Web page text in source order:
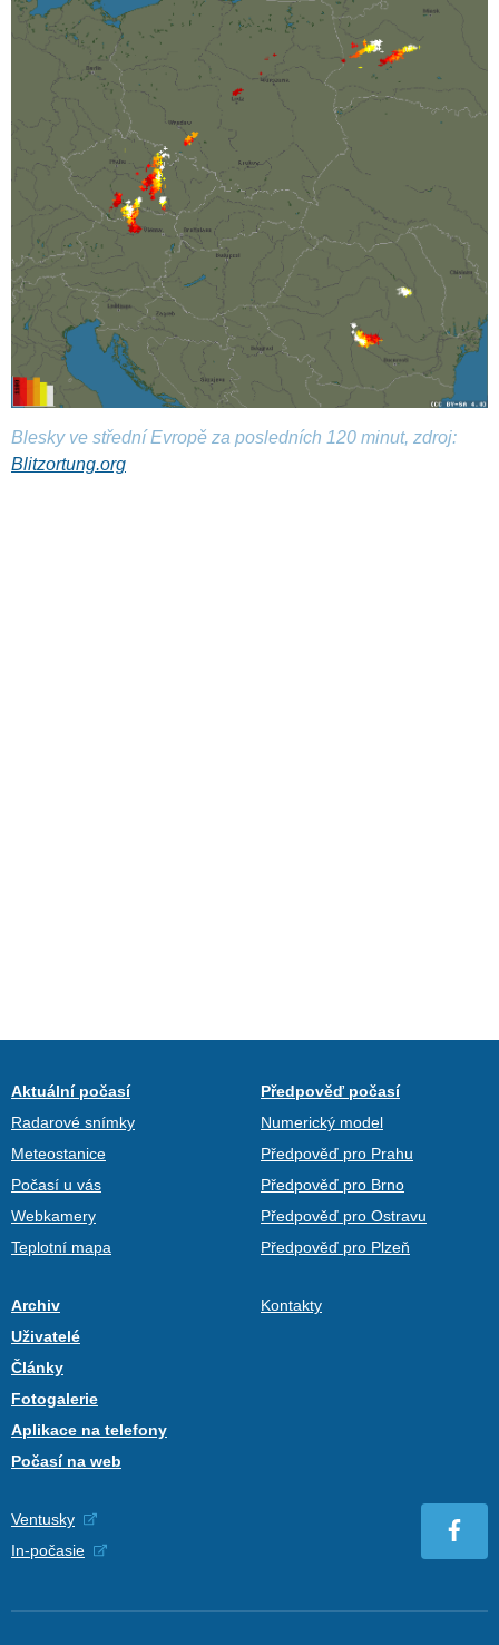
Blesky ve střední Evropě za posledních 120 minut, zdroj:
Blitzortung.org
Aktuální počasí
Radarové snímky
Meteostanice
Počasí u vás
Webkamery
Teplotní mapa
Předpověď počasí
Numerický model
Předpověď pro Prahu
Předpověď pro Brno
Předpověď pro Ostravu
Předpověď pro Plzeň
Archiv
Uživatelé
Články
Fotogalerie
Aplikace na telefony
Počasí na web
Kontakty
Ventusky
In-počasie